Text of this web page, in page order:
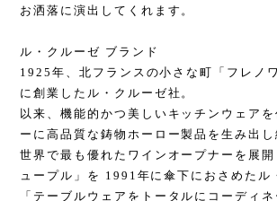
お洒落に演出してくれます。
ル・クルーゼ ブランド
1925年、北フランスの小さな町「フレノ
に創業したル・クルーゼ社。
以来、機能的かつ美しいキッチンウェアを
ーに高品質な鋳物ホーロー製品を生み出し
世界で最も優れたワインオープナーを展開
ュープル」を 1991年に傘下におさめたル
「テーブルウェアをトータルにコーディ